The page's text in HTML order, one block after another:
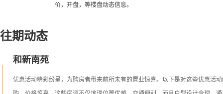
价，开盘，等楼盘动态信息。
往期动态
和新南苑
优惠活动精彩纷呈，为购房者带来前所未有的置业惊喜。以下是对这些优惠活